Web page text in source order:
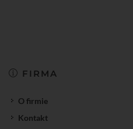
FIRMA
O firmie
Kontakt